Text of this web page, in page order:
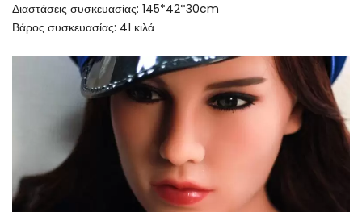
Διαστάσεις συσκευασίας: 145*42*30cm
Βάρος συσκευασίας: 41 κιλά